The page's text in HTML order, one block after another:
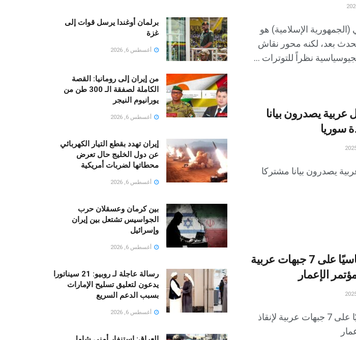
(الجمهورية الإسلامية) هو
بعد، لكنه محور نقاش
نظراً للتوترات ...
و9 دول عربية يصدرون بيانا
سوريا
و9 دول عربية يصدرون بيانا مشتركا
مصر تتحرك دبلوماسيًا على 7 جبهات عربية
الإعمار
مصر تتحرك دبلوماسيًا على 7 جبهات عربية لإنقاذ
برلمان أوغندا يرسل قوات إلى
غزة
أغسطس 6, 2026
من إيران إلى رومانيا: القصة
الكاملة لصفقة الـ 300 طن من
يورانيوم النيجر
أغسطس 6, 2026
إيران تهدد بقطع التيار الكهربائي
عن دول الخليج حال تعرض
محطاتها لضربات أمريكية
أغسطس 6, 2026
بين كرمان وعسقلان حرب
الجواسيس تشتعل بين إيران
وإسرائيل
أغسطس 6, 2026
رسالة عاجلة لـ روبيو: 21 سيناتورا
يدعون لتعليق تسليح الإمارات
بسبب الدعم السريع
أغسطس 6, 2026